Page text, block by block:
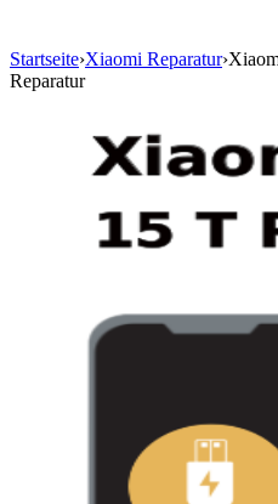
Startseite›Xiaomi Reparatur›
Reparatur